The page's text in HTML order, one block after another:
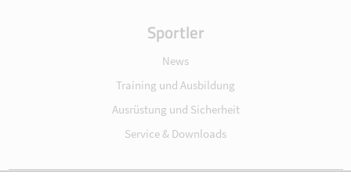
Sportler
News
Training und Ausbildung
Ausrüstung und Sicherheit
Service & Downloads